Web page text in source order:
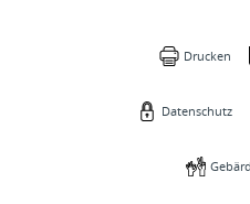
Drucken
Datenschutz